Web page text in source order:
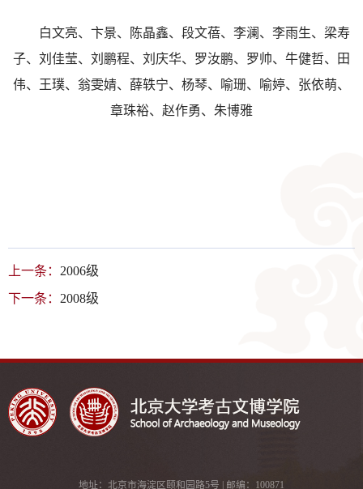
白文亮、卞景、陈晶鑫、 段文蓓、 李澜、李雨生、 梁寿
子、 刘佳莹、刘鹏程、刘庆华、罗汝鹏、罗帅、牛健哲、田
伟、王璞、翁雯婧、薛轶宁、杨琴、喻珊、喻婷、张依萌、
章珠裕、赵作勇、朱博雅
上一条： 2006级
下一条： 2008级
地址：北京市海淀区颐和园路5号 | 邮编：100871